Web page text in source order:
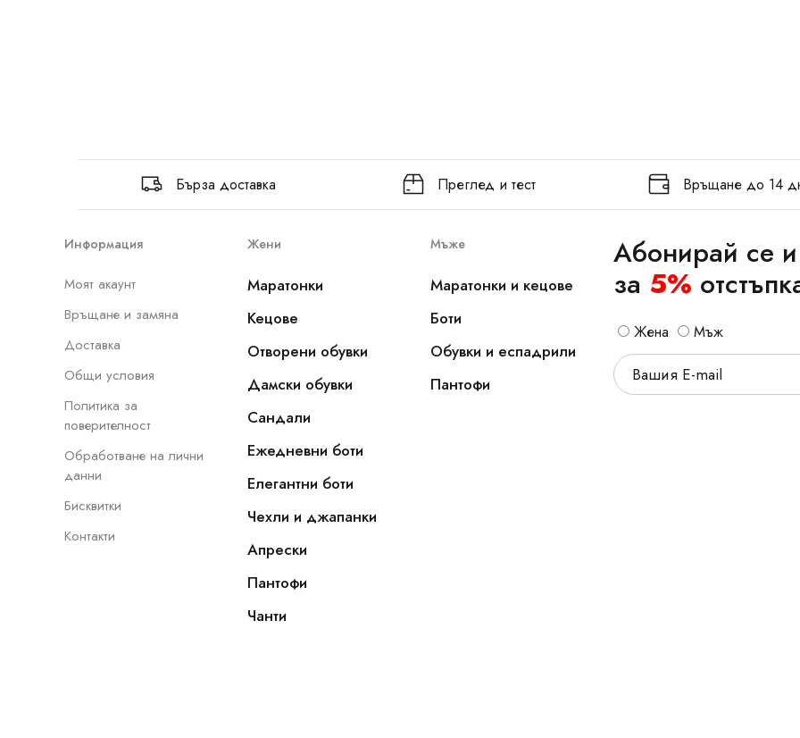
Бърза доставка Преглед и тест Връщане до 14
Информация
Моят акаунт
Връщане и замяна
Доставка
Общи условия
Политика за
поверителност
Обработване на лични
данни
Бисквитки
Контакти
Жени
Маратонки
Кецове
Отворени обувки
Дамски обувки
Сандали
Ежедневни боти
Елегантни боти
Чехли и джапанки
Апрески
Пантофи
Чанти
Мъже
Маратонки и кецове
Боти
Обувки и еспадрили
Пантофи
Абонирай се
за 5%
Жена Мъж